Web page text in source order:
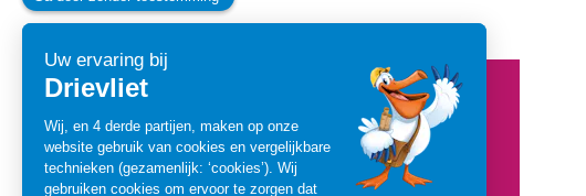
MAXIMALE LENGTE
150 cm